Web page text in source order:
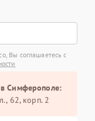
Вы соглашаетесь с
в Симферополе:
62, корп. 2